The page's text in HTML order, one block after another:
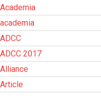
Academia
academia
ADCC
ADCC 2017
Alliance
Article